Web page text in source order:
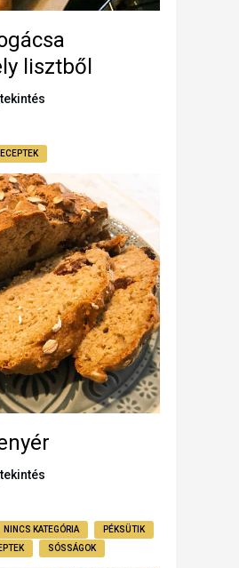
lisztből
NINCS KATEGÓRIA
PÉKSÜTIK
SÓSSÁGOK